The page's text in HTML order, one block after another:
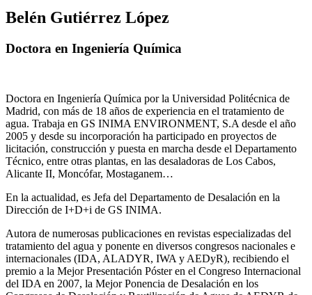
Belén Gutiérrez López
Doctora en Ingeniería Química
Doctora en Ingeniería Química por la Universidad Politécnica de
Madrid, con más de 18 años de experiencia en el tratamiento de
agua. Trabaja en GS INIMA ENVIRONMENT, S.A desde el año
2005 y desde su incorporación ha participado en proyectos de
licitación, construcción y puesta en marcha desde el Departamento
Técnico, entre otras plantas, en las desaladoras de Los Cabos,
Alicante II, Moncófar, Mostaganem…
En la actualidad, es Jefa del Departamento de Desalación en la
Dirección de I+D+i de GS INIMA.
Autora de numerosas publicaciones en revistas especializadas del
tratamiento del agua y ponente en diversos congresos nacionales e
internacionales (IDA, ALADYR, IWA y AEDyR), recibiendo el
premio a la Mejor Presentación Póster en el Congreso Internacional
del IDA en 2007, la Mejor Ponencia de Desalación en los